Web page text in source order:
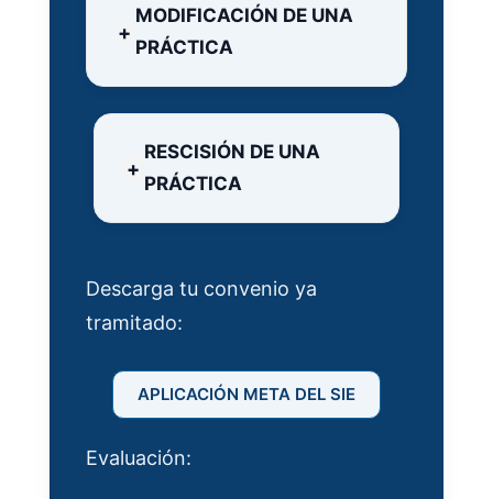
MODIFICACIÓN DE UNA
PRÁCTICA
RESCISIÓN DE UNA
PRÁCTICA
Descarga tu convenio ya
tramitado:
APLICACIÓN META DEL SIE
Evaluación: